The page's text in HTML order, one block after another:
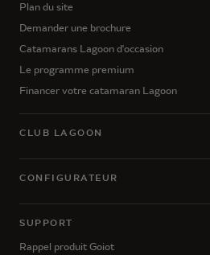
Plan du site
Demander une brochure
Catamarans Lagoon d'occasion
Le programme premium
Financer votre catamaran Lagoon
CLUB LAGOON
CONFIGURATEUR
SUPPORT
Rappel produit Goiot